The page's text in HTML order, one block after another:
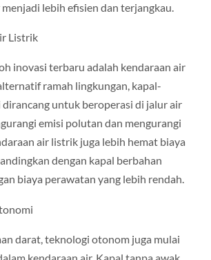
lebih efisien dan terjangkau.
Listrik
inovasi terbaru adalah kendaraan air
ramah lingkungan, kapal-
untuk beroperasi di jalur air
emisi polutan dan mengurangi
air listrik juga lebih hemat biaya
dengan kapal berbahan
biaya perawatan yang lebih rendah.
darat, teknologi otonom juga mulai
kendaraan air. Kapal tanpa awak